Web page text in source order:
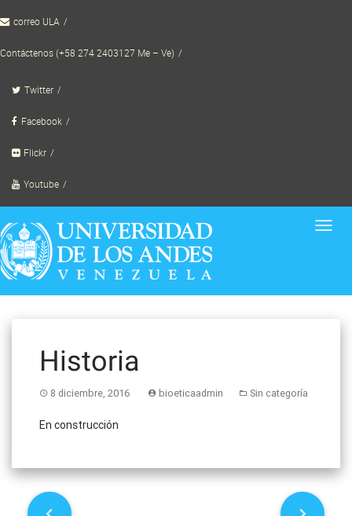
to correo ULA
Contáctenos (+58 274 2403127 Me – Ve)
Twitter
Facebook
Flickr
Youtube
Historia
8 diciembre, 2016 bioeticaadmin Sin categoría
En construcción